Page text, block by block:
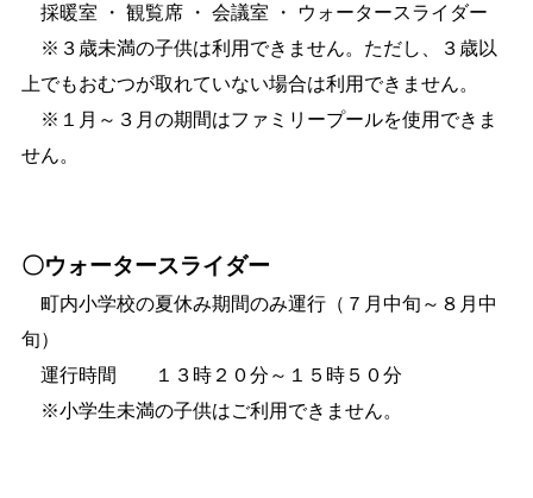
採暖室 ・ 観覧席 ・ 会議室 ・ ウォータースライダー
※３歳未満の子供は利用できません。ただし、
３歳以
上でもおむつが取れていない場合は利用できません。
※１月～３月の期間はファミリープールを使用できま
せん。
〇ウォータースライダー
町内小学校の夏休み期間のみ運行（７月中旬～８月中
旬）
運行時間 １３時２０分～１５時５０分
※小学生未満の子供はご利用できません。